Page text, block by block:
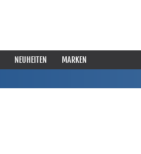
NEUHEITEN
MARKEN